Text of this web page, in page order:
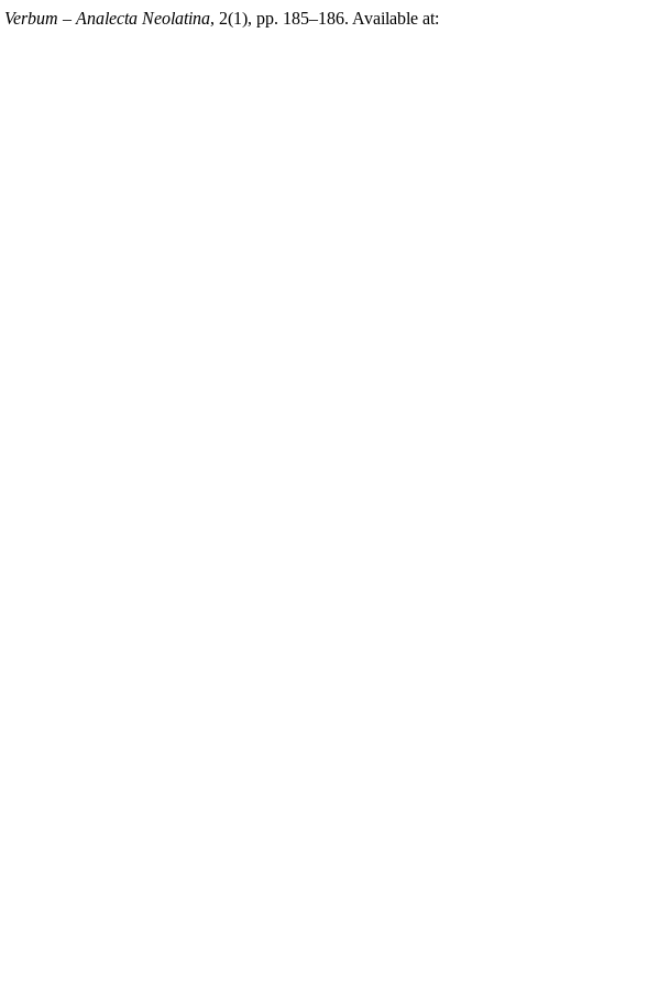
Verbum – Analecta Neolatina, 2(1), pp. 185–186. Available at: